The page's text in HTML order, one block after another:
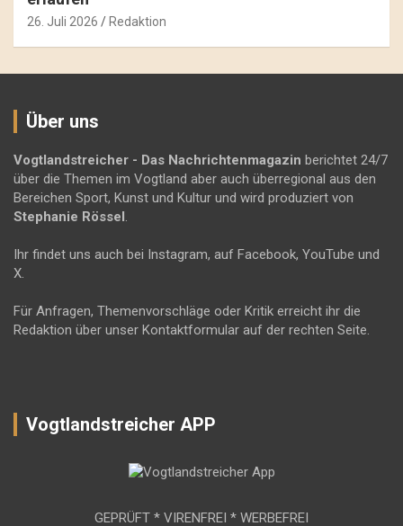
26. Juli 2026 Redaktion
Über uns
Vogtlandstreicher - Das Nachrichtenmagazin berichtet 24/7
über die Themen im Vogtland aber auch überregional aus den
Bereichen Sport, Kunst und Kultur und wird produziert von
Stephanie Rössel.
Ihr findet uns auch bei Instagram, auf Facebook, YouTube und
X.
Für Anfragen, Themenvorschläge oder Kritik erreicht ihr die
Redaktion über unser Kontaktformular auf der rechten Seite.
Vogtlandstreicher APP
GEPRÜFT * VIRENFREI * WERBEFREI